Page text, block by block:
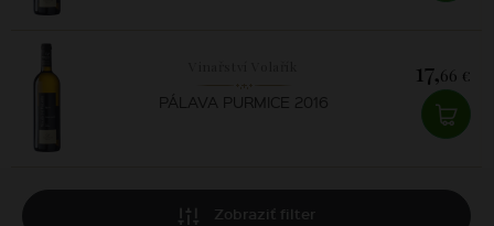
PÁLAVA PURMICE 2016
17,66 €
Zobraziť filter